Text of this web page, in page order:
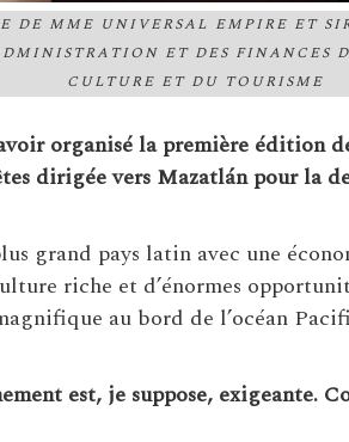
DE MME UNIVERSAL EMPIRE ET
ET DES
CULTURE ET DU TOURISME
organisé la première édition
dirigée vers Mazatlánpour la
grand pays latin avec une
riche et d’énormes
au bord de l’océan
est, je suppose, exigeante.